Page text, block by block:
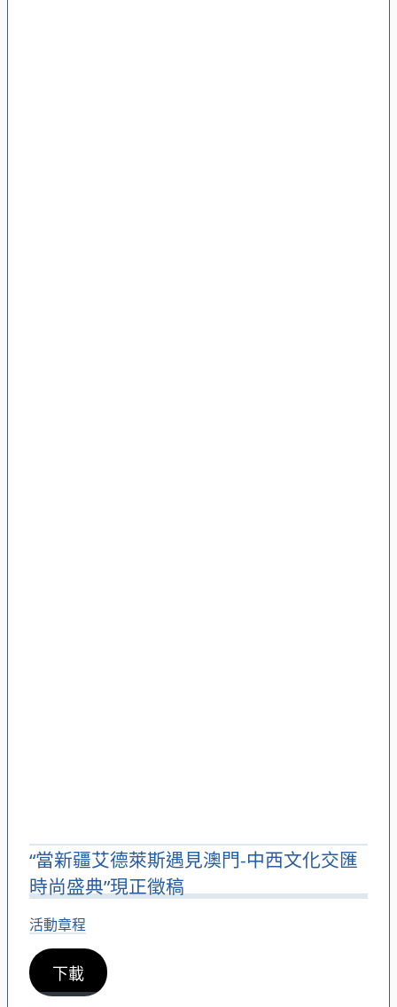
“當新疆艾德萊斯遇見澳門-中西文化交匯
時尚盛典”現正徵稿
活動章程
下載